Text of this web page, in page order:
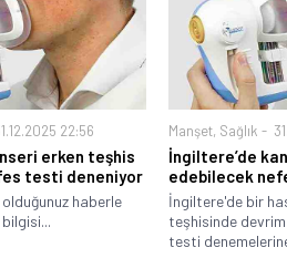
22:56
erken teşhis
testi deneniyor
haberle
Manşet, Sağlık
İngiltere’de
edebilecek
İngiltere'de bir
teşhisinde
testi